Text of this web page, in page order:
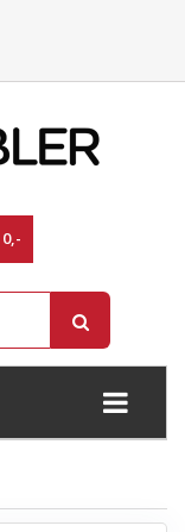
0,-
+